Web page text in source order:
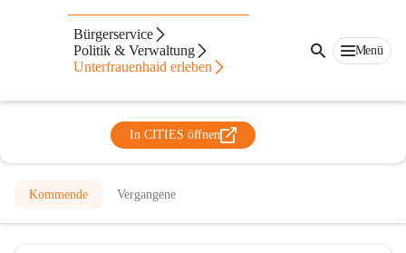
Bürgerservice
Politik & Verwaltung
Unterfrauenhaid erleben
Menü
Pfarrgemeinde
Unterfrauenhaid/Lackendorf
@pfarrgemeinde-unterfrauenhaid
In CITIES öffnen
Kommende Vergangene